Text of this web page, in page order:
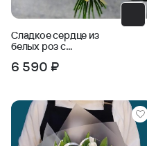
Сладкое сердце из
белых роз с
Роше
6 590 ₽